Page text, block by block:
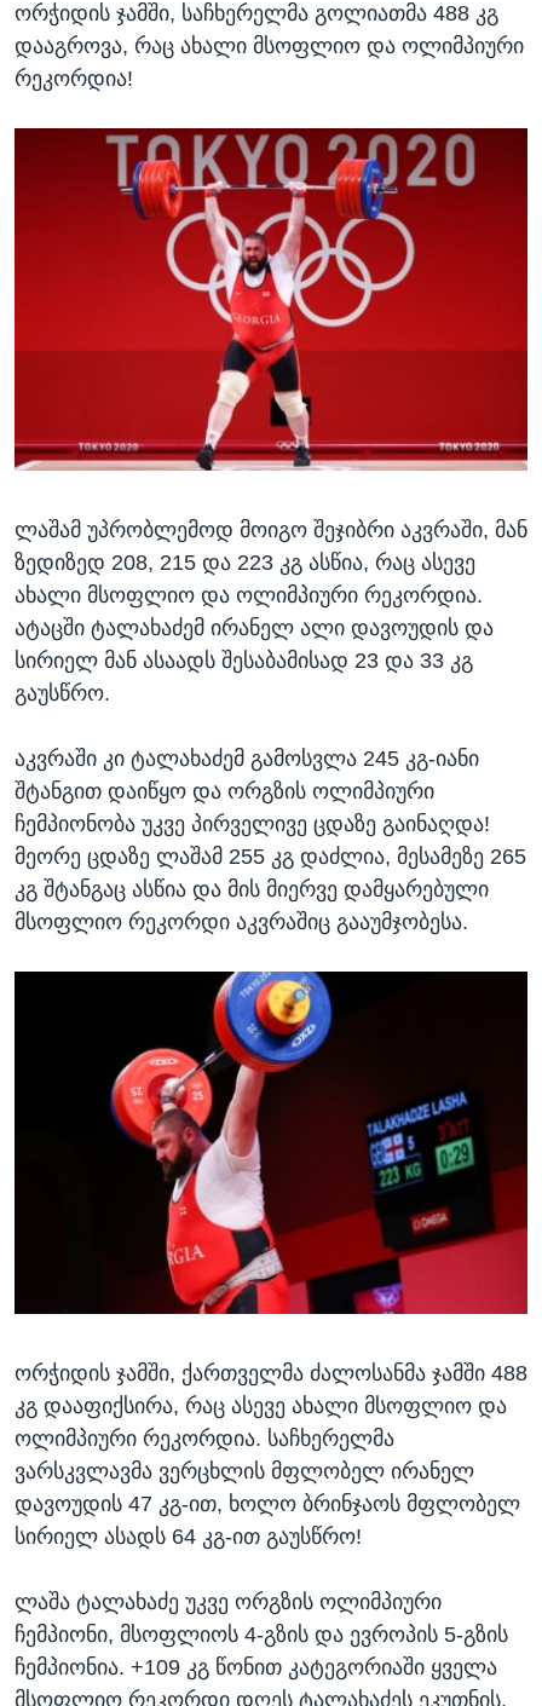
ორჭიდის ჯამში, საჩხერელმა გოლიათმა 488 კგ
დააგროვა, რაც ახალი მსოფლიო და ოლიმპიური
რეკორდია!
ლაშამ უპრობლემოდ მოიგო შეჯიბრი აკვრაში, მან
ზედიზედ 208, 215 და 223 კგ ასწია, რაც ასევე
ახალი მსოფლიო და ოლიმპიური რეკორდია.
ატაცში ტალახაძემ ირანელ ალი დავოუდის და
სირიელ მან ასაადს შესაბამისად 23 და 33 კგ
გაუსწრო.
აკვრაში კი ტალახაძემ გამოსვლა 245 კგ-იანი
შტანგით დაიწყო და ორგზის ოლიმპიური
ჩემპიონობა უკვე პირველივე ცდაზე გაინაღდა!
მეორე ცდაზე ლაშამ 255 კგ დაძლია, მესამეზე 265
კგ შტანგაც ასწია და მის მიერვე დამყარებული
მსოფლიო რეკორდი აკვრაშიც გააუმჯობესა.
ორჭიდის ჯამში, ქართველმა ძალოსანმა ჯამში 488
კგ დააფიქსირა, რაც ასევე ახალი მსოფლიო და
ოლიმპიური რეკორდია. საჩხერელმა
ვარსკვლავმა ვერცხლის მფლობელ ირანელ
დავოუდის 47 კგ-ით, ხოლო ბრინჯაოს მფლობელ
სირიელ ასადს 64 კგ-ით გაუსწრო!
ლაშა ტალახაძე უკვე ორგზის ოლიმპიური
ჩემპიონი, მსოფლიოს 4-გზის და ევროპის 5-გზის
ჩემპიონია. +109 კგ წონით კატეგორიაში ყველა
მსოფლიო რეკორდი დღეს ტალახაძეს ეკუთნის.